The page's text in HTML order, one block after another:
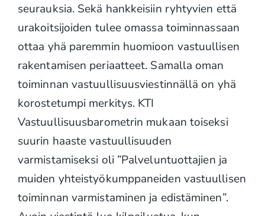
seurauksia. Sekä hankkeisiin ryhtyvien että
urakoitsijoiden tulee omassa toiminnassaan
ottaa yhä paremmin huomioon vastuullisen
rakentamisen periaatteet. Samalla oman
toiminnan vastuullisuusviestinnällä on yhä
korostetumpi merkitys. KTI
Vastuullisuusbarometrin mukaan toiseksi
suurin haaste vastuullisuuden
varmistamiseksi oli ”Palveluntuottajien ja
muiden yhteistyökumppaneiden vastuullisen
toiminnan varmistaminen ja edistäminen”.